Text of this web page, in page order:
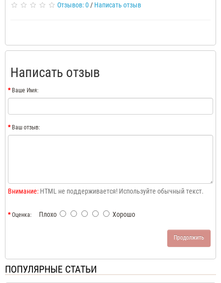
Отзывов: 0 / Написать отзыв
Написать отзыв
Ваше Имя:
Ваш отзыв:
Внимание: HTML не поддерживается! Используйте обычный текст.
Оценка: Плохо Хорошо
Продолжить
ПОПУЛЯРНЫЕ СТАТЬИ